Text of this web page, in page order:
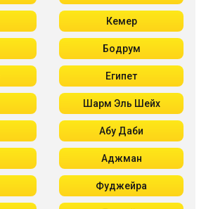
Кемер
Бодрум
Египет
Шарм Эль Шейх
Абу Даби
Аджман
Фуджейра